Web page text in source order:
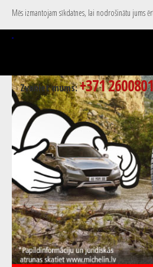
Mēs izmantojam sīkdatnes, lai nodrošinātu jums
Zvaniet mums:+371